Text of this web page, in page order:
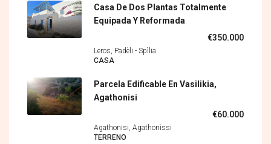
Casa De Dos Plantas Totalmente
Equipada Y Reformada
€350.000
Leros, Padèli - Spìlia
CASA
Parcela Edificable En Vasilikia,
Agathonisi
€60.000
Agathonisi, Agathonìssi
TERRENO